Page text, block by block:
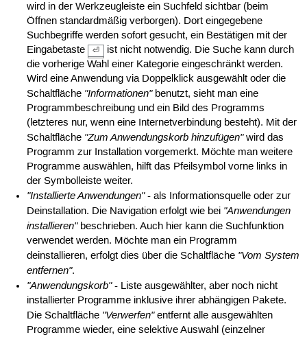
wird in der Werkzeugleiste ein Suchfeld sichtbar (beim
Öffnen standardmäßig verborgen). Dort eingegebene
Suchbegriffe werden sofort gesucht, ein Bestätigen mit der
Eingabetaste
⏎
ist nicht notwendig. Die Suche kann durch
die vorherige Wahl einer Kategorie eingeschränkt werden.
Wird eine Anwendung via Doppelklick ausgewählt oder die
Schaltfläche "Informationen"benutzt, sieht man eine
Programmbeschreibung und ein Bild des Programms
(letzteres nur, wenn eine Internetverbindung besteht). Mit der
Schaltfläche "Zum Anwendungskorb hinzufügen"wird das
Programm zur Installation vorgemerkt. Möchte man weitere
Programme auswählen, hilft das Pfeilsymbol vorne links in
der Symbolleiste weiter.
"Installierte Anwendungen"- als Informationsquelle oder zur
Deinstallation. Die Navigation erfolgt wie bei "Anwendungen
installieren"beschrieben. Auch hier kann die Suchfunktion
verwendet werden. Möchte man ein Programm
deinstallieren, erfolgt dies über die Schaltfläche "Vom System
entfernen".
"Anwendungskorb"- Liste ausgewählter, aber noch nicht
installierter Programme inklusive ihrer abhängigen Pakete.
Die Schaltfläche "Verwerfen"entfernt alle ausgewählten
Programme wieder, eine selektive Auswahl (einzelner